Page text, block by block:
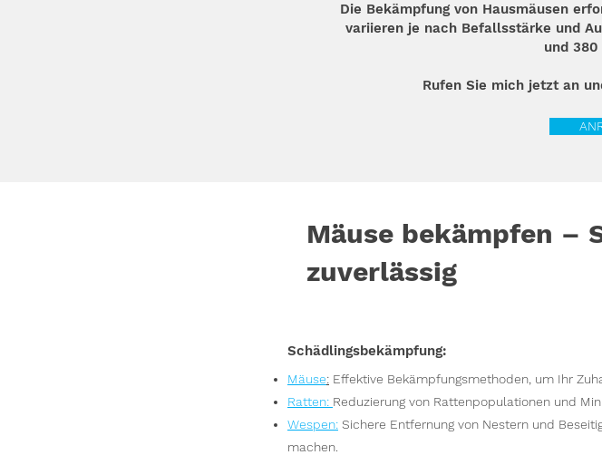
Die Bekämpfung von Hausmäusen
variieren je nach Befallsstärke und
und
Rufen Sie mich jetzt an
Mäuse bekämpfen –
zuverlässig
Schädlingsbekämpfung:
Mäuse: Effektive Bekämpfungsmethoden, um Ihr
Ratten: Reduzierung von Rattenpopulationen und
Wespen: Sichere Entfernung von Nestern und
machen.